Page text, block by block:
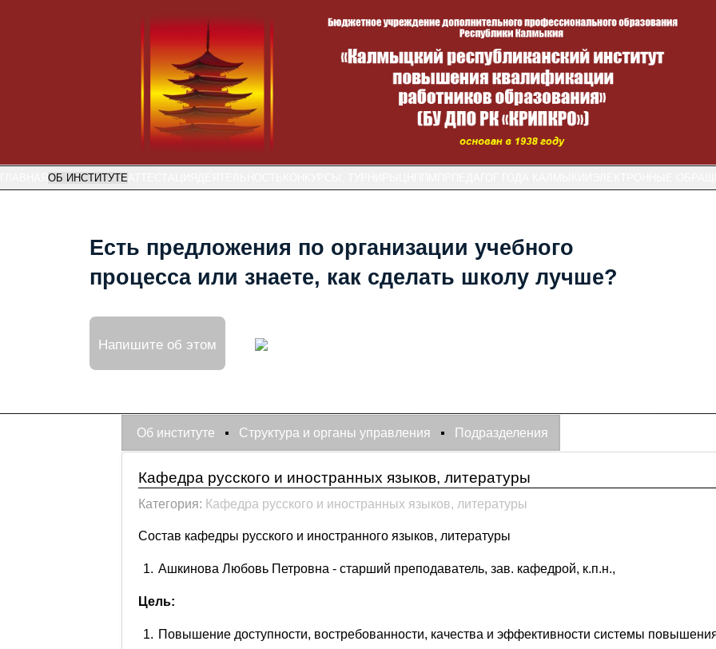
ОБ ИНСТИТУТЕ
Есть предложения по организации учебного
процесса или знаете, как сделать школу лучше?
Напишите об этом
Об институте Структура и органы управления Подразделения
Кафедра русского и иностранных языков, литературы
Категория: Кафедра русского и иностранных языков, литературы
Состав кафедры русского и иностранного языков, литературы
Ашкинова Любовь Петровна - старший преподаватель, зав. кафедрой, к.п.н.,
Цель:
Повышение доступности, востребованности, качества и эффективности системы